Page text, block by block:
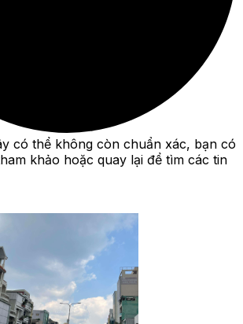
có thể không còn chuẩn xác, bạn có
khảo hoặc quay lại để tìm các tin